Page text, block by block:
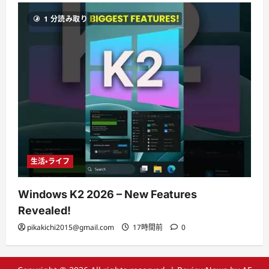
1 分読み取り
生活・ライフ
Windows K2 2026 – New Features
Revealed!
pikakichi2015@gmail.com 17時間前 0